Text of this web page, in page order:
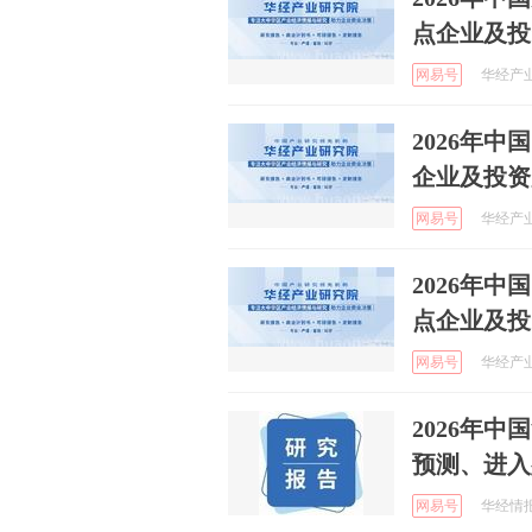
点企业及
网易号 华经产
2026年中
企业及投
网易号 华经产
2026年中
点企业及
网易号 华经产
2026年中
预测、进
网易号 华经情